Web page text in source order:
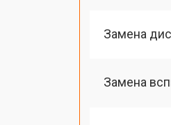
Замена
Замена